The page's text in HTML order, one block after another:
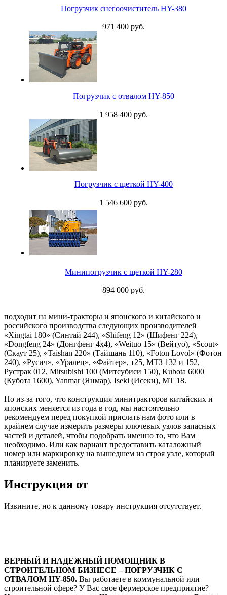
Погрузчик снегоочиститель HY-380
971 400 руб.
Погрузчик с отвалом HY-850
1 958 400 руб.
Погрузчик с щеткой HY-400
1 546 600 руб.
Минипогрузчик с щеткой HY-280
894 000 руб.
подходит на мини-тракторы и японского и китайского и
российского производства следующих производителей
«Xingtai 180» (Синтай 244), «Shifeng 12» (Шифенг 224),
«Dongfeng 24» (Донгфенг 4х4), «Weituo 15» (Вейтуо), «Scout»
(Скаут 25), «Taishan 220» (Тайшань 110), «Foton Lovol» (Фотон
240), «Русич», «Уралец», «Файтер», т25, МТЗ 132 и 152,
Рустрак 012, Mitsubishi 100 (Митсубиси 150), Kubota 6000
(Кубота 1600), Yanmar (Янмар), Iseki (Исеки), МТ 18.
Но из-за того, что конструкция минитракторов китайских и
японских меняется из года в год, мы настоятельно
рекомендуем перед покупкой прислать нам фото или в
крайнем случае измерить размеры ключевых узлов запасных
частей и деталей, чтобы подобрать именно то, что Вам
необходимо. Или как вариант предоставить каталожный
номер или маркировку на вышедшем из строя узле, который
планируете заменить.
Инструкция от
Извините, но к данному товару инструкция отсутствует.
ВЕРНЫЙ И НАДЕЖНЫЙ ПОМОЩНИК В
СТРОИТЕЛЬНОМ БИЗНЕСЕ – ПОГРУЗЧИК С
ОТВАЛОМ HY-850. Вы работаете в коммунальной или
строительной сфере? У Вас свое фермерское предприятие?